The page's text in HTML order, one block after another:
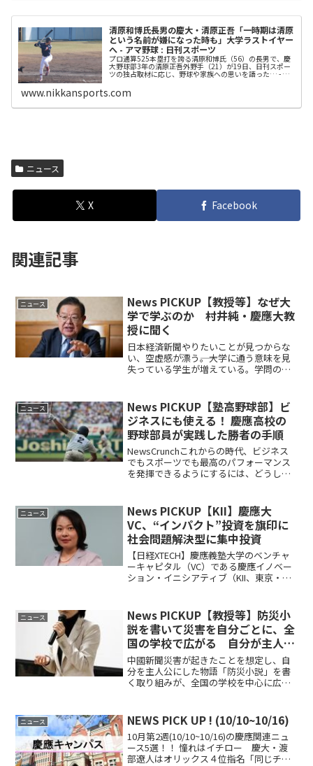
清原和博氏長男の慶大・清原正吾「一時期は清原
という名前が嫌になった時も」大学ラストイヤー
へ - アマ野球 : 日刊スポーツ
プロ通算525本塁打を誇る清原和博氏（56）の長男で、慶
大野球部3年の清原正吾外野手（21）が19日、日刊スポー
ツの独占取材に応じ、野球や家族への思いを語った… - 日
コム（nikkans...
www.nikkansports.com
ニュース
X Facebook
関連記事
ニュース
News PICKUP【教授等】なぜ大
学で学ぶのか 村井純・慶應大教
授に聞く
日本経済新聞やりたいことが見つからな
い、空虚感が漂う――。大学に通う意味を見
失っている学生が増えている。学問の府
デジタル時代に、大学で学ぶとはどうい
うことか。国内でイン...
ニュース
News PICKUP【塾高野球部】ビ
ジネスにも使える！ 慶應高校の
野球部員が実践した勝者の手順
NewsCrunchこれからの時代、ビジネス
でもスポーツでも最高のパフォーマンス
を発揮できるようにするには、どうした
ナインが、2023年夏の甲子園で実践した
「脳を上手に...
ニュース
News PICKUP【KII】慶應大
VC、“インパクト”投資を旗印に
社会問題解決型に集中投資
【日経XTECH】慶應義塾大学のベンチャ
ーキャピタル（VC）である慶應イノベー
ション・イニシアティブ（KII、東京・
（通称、KII3号インパクトファンド）のフ
ァ...
ニュース
News PICKUP【教授等】防災小
説を書いて災害を自分ごとに、全
国の学校で広がる 自分が主人公
の物語をつづり災害への備え
中國新聞災害が起きたことを想定し、自
分を主人公にした物語「防災小説」を書
く取り組みが、全国の学校を中心に広が
―。具体的に想像して文章にすることで
その災害を自分事として捉え...
ニュース NEWS PICK UP ! (10/10~10/16)
10月第2週(10/10~10/16)の慶應関連ニュ
ース5選！！ 憧れはイチロー 慶大・渡
部遼人はオリックス４位指名「同じチー